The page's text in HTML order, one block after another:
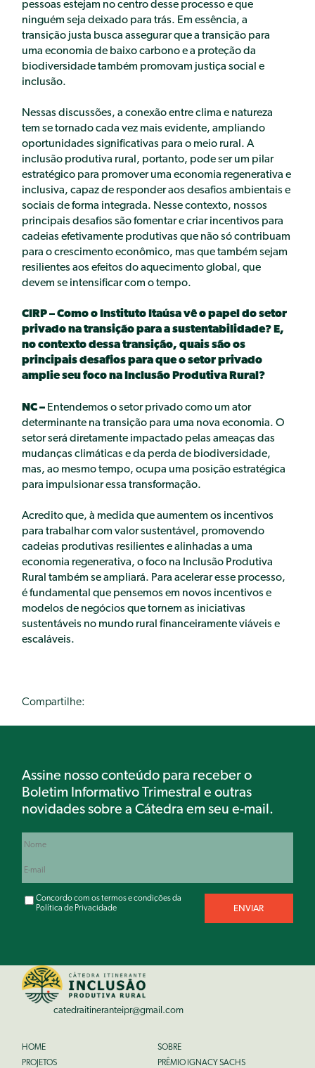
pessoas estejam no centro desse processo e que
ninguém seja deixado para trás. Em essência, a
transição justa busca assegurar que a transição para
uma economia de baixo carbono e a proteção da
biodiversidade também promovam justiça social e
inclusão.
Nessas discussões, a conexão entre clima e natureza
tem se tornado cada vez mais evidente, ampliando
oportunidades significativas para o meio rural. A
inclusão produtiva rural, portanto, pode ser um pilar
estratégico para promover uma economia regenerativa e
inclusiva, capaz de responder aos desafios ambientais e
sociais de forma integrada. Nesse contexto, nossos
principais desafios são fomentar e criar incentivos para
cadeias efetivamente produtivas que não só contribuam
para o crescimento econômico, mas que também sejam
resilientes aos efeitos do aquecimento global, que
devem se intensificar com o tempo.
CIRP – Como o Instituto Itaúsa vê o papel do setor
privado na transição para a sustentabilidade? E,
no contexto dessa transição, quais são os
principais desafios para que o setor privado
amplie seu foco na Inclusão Produtiva Rural?
NC – Entendemos o setor privado como um ator
determinante na transição para uma nova economia. O
setor será diretamente impactado pelas ameaças das
mudanças climáticas e da perda de biodiversidade,
mas, ao mesmo tempo, ocupa uma posição estratégica
para impulsionar essa transformação.
Acredito que, à medida que aumentem os incentivos
para trabalhar com valor sustentável, promovendo
cadeias produtivas resilientes e alinhadas a uma
economia regenerativa, o foco na Inclusão Produtiva
Rural também se ampliará. Para acelerar esse processo,
é fundamental que pensemos em novos incentivos e
modelos de negócios que tornem as iniciativas
sustentáveis no mundo rural financeiramente viáveis e
escaláveis.
Compartilhe:
Assine nosso conteúdo para receber o
Boletim Informativo Trimestral e outras
novidades sobre a Cátedra em seu e-mail.
Concordo com os termos e condições da
Política de Privacidade
catedraitineranteipr@gmail.com
HOME
SOBRE
PROJETOS
PRÊMIO IGNACY SACHS